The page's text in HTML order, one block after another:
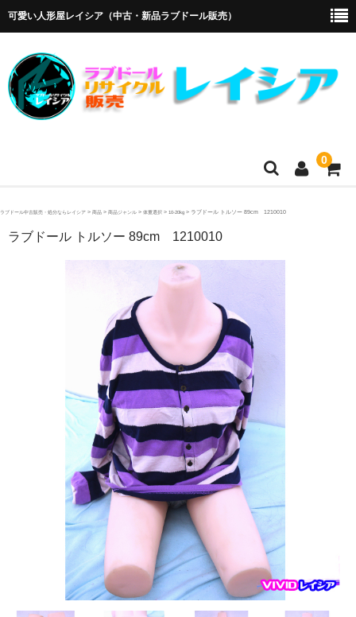
可愛い人形屋レイシア（中古・新品ラブドール販売）
0
ホーム
メーカー・販売代理店
フレンド技研（ミクロメイド）
人造人RZR DOLL
Sino DOLL
XYcolo Doll
WM DOLL
CAT DOLL
KISS DOLL
ラブドール中古販売・処分ならレイシア > 商品 > 商品ジャンル > 体重選択 > 10-20kg > ラブドール トルソー 89cm 1210010
ラブドール トルソー 89cm 1210010